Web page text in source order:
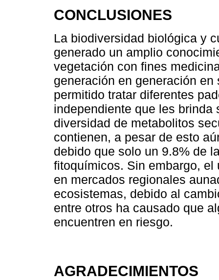
CONCLUSIONES
La biodiversidad biológica y
generado un amplio
vegetación con fines
generación en generación
permitido tratar diferentes
independiente que les
diversidad de metabolitos
contienen, a pesar de esto
debido que solo un 9.8% de
fitoquímicos. Sin embargo,
en mercados regionales
ecosistemas, debido al
entre otros ha causado que
encuentren en riesgo.
AGRADECIMIENTOS